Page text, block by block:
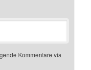
Kommentare via